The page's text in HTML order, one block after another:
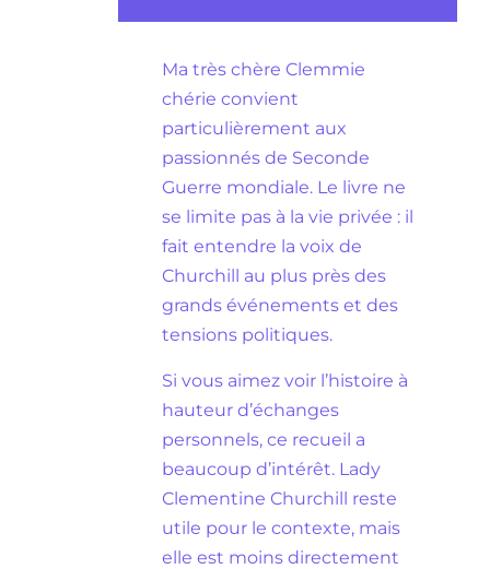
Ma très chère Clemmie
chérie convient
particulièrement aux
passionnés de Seconde
Guerre mondiale. Le livre ne
se limite pas à la vie privée : il
fait entendre la voix de
Churchill au plus près des
grands événements et des
tensions politiques.
Si vous aimez voir l’histoire à
hauteur d’échanges
personnels, ce recueil a
beaucoup d’intérêt. Lady
Clementine Churchill reste
utile pour le contexte, mais
elle est moins directement